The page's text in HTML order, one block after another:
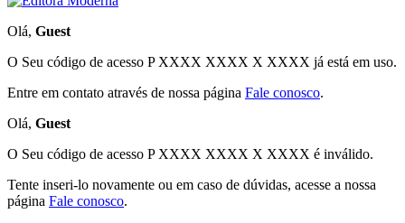
Olá, Guest
O Seu código de acesso P XXXX XXXX X XXXX já está em uso.
Entre em contato através de nossa página Fale conosco.
Olá, Guest
O Seu código de acesso P XXXX XXXX X XXXX é inválido.
Tente inseri-lo novamente ou em caso de dúvidas, acesse a nossa
página Fale conosco.